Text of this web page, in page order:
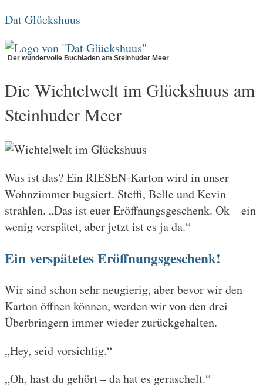
Zum
springen
Dat Glückshuus
Der wundervolle Buchladen am Steinhuder Meer
Die Wichtelwelt im Glückshuus am
Steinhuder Meer
Was ist das? Ein RIESEN-Karton wird in unser
Wohnzimmer bugsiert. Steffi, Belle und Kevin
strahlen. „Das ist euer Eröffnungsgeschenk. Ok – ein
wenig verspätet, aber jetzt ist es ja da.“
Ein verspätetes Eröffnungsgeschenk!
Wir sind schon sehr neugierig, aber bevor wir den
Karton öffnen können, werden wir von den drei
Überbringern immer wieder zurückgehalten.
„Hey, seid vorsichtig.“
„Oh, hast du gehört – da hat es geraschelt.“